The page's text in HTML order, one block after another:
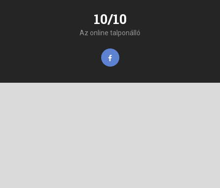
10/10
Az online talponálló